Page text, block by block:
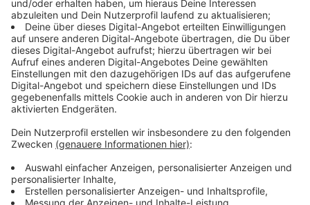
Anzeige
Gestaltung wie zwischen Bachstraße und
Fürstenwall
Anzeige
Während der Bauarbeiten sollen die Gehwege und die
Fahrbahn erneuert werden. Die
Gestaltung
wird ähnlich
wie im ersten Abschnitt zwischen Bachstraße und
Fürstenwall: